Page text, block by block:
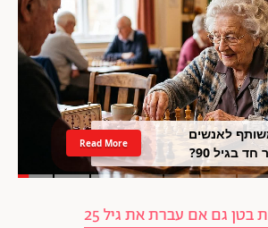
לאנשים
בגיל 90?
Read More
בטן גם אם עברת את גיל 25